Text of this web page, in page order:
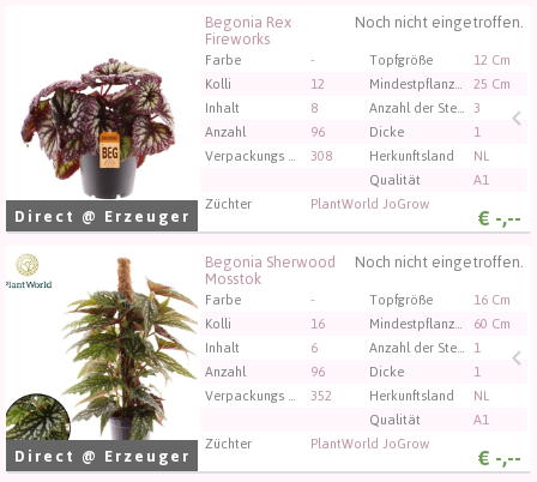
Direct @ Erzeuger
Noch nicht eingetroffen.
Begonia Rex
Fireworks
Farbe - Topfgröße
12 Cm
Kolli
12 Mindestpflanzenhöhe
25 Cm
Inhalt
8 Anzahl der Stecklinge/Pflanzen pro Topf
3
Anzahl
96 Dicke
1
308 Herkunftsland
NL
Qualität
A1
Züchter
PlantWorld JoGrow
€ -,--
Begonia Rex Fireworks
Sie müssen angemeldet sein, um kaufen zu können.
Klicken Sie hier, um sich einzuloggen.
Direct @ Erzeuger
Noch nicht eingetroffen.
Begonia Sherwood
Mosstok
Farbe - Topfgröße
16 Cm
Kolli
16 Mindestpflanzenhöhe
60 Cm
Inhalt
6 Anzahl der Stecklinge/Pflanzen pro Topf
1
Anzahl
96 Dicke
1
352 Herkunftsland
NL
Qualität
A1
Züchter
PlantWorld JoGrow
€ -,--
Begonia Sherwood Mosstok
Sie müssen angemeldet sein, um kaufen zu können.
Klicken Sie hier, um sich einzuloggen.